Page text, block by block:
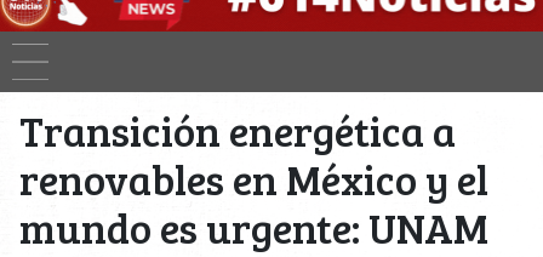
Transición energética a
renovables en México y el
mundo es urgente: UNAM